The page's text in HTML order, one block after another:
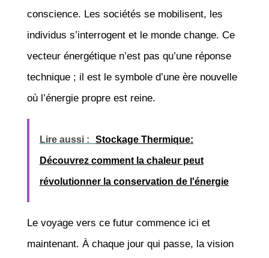
conscience. Les sociétés se mobilisent, les
individus s’interrogent et le monde change. Ce
vecteur énergétique n’est pas qu’une réponse
technique ; il est le symbole d’une ère nouvelle
où l’énergie propre est reine.
Lire aussi : Stockage Thermique:
Découvrez comment la chaleur peut
révolutionner la conservation de l'énergie
Le voyage vers ce futur commence ici et
maintenant. À chaque jour qui passe, la vision